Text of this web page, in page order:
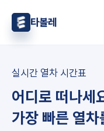
타볼레
실시간 열차 시간표
어디로 떠나세
가장 빠른 열